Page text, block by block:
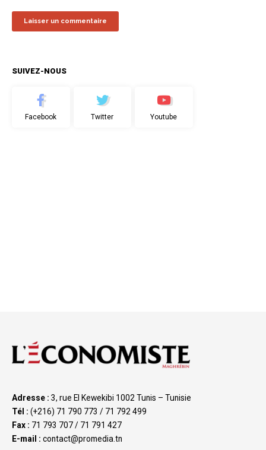
SUIVEZ-NOUS
Facebook Twitter Youtube
Adresse : 3, rue El Kewekibi 1002 Tunis – Tunisie
Tél : (+216) 71 790 773 / 71 792 499
Fax : 71 793 707 / 71 791 427
E-mail : contact@promedia.tn